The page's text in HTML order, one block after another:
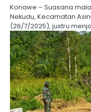
Konawe – Suasana
Nekudu, Kecamatan
(26/7/2025), justru